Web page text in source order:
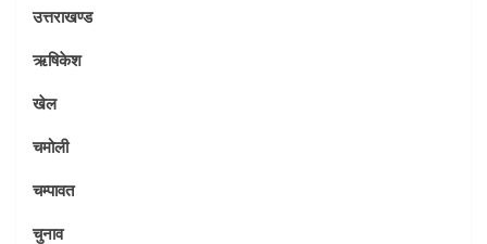
उत्तराखण्ड
ऋषिकेश
खेल
चमोली
चम्पावत
चुनाव